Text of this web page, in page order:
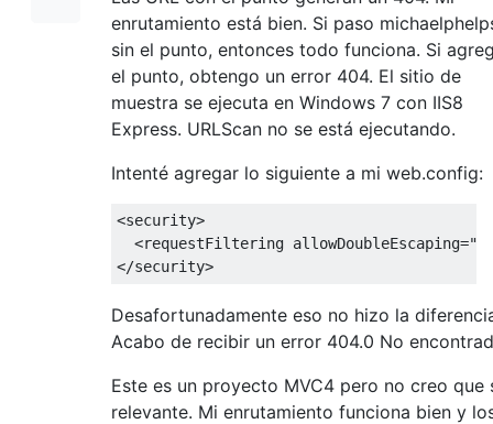
enrutamiento está bien. Si paso
sin el punto, entonces todo funciona. Si
el punto, obtengo un error 404. El sitio de
muestra se ejecuta en Windows 7 con IIS8
Express. URLScan no se está ejecutando.
Intenté agregar lo siguiente a mi web.config:
<security>
<requestFiltering allowDoubleEscaping=
</security>
Desafortunadamente eso no hizo la
Acabo de recibir un error 404.0 No
Este es un proyecto MVC4 pero no creo que
relevante. Mi enrutamiento funciona bien y